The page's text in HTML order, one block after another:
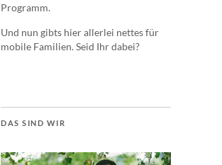
Programm.
Und nun gibts hier allerlei nettes für
mobile Familien. Seid Ihr dabei?
DAS SIND WIR